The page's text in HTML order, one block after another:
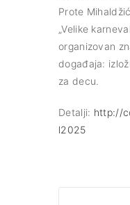
Prote
„Velike
organizovan
događaja:
za decu.
Detalji: http://
l2025